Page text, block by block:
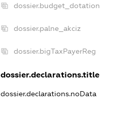
dossier.budget_dotation
dossier.palne_akciz
dossier.bigTaxPayerReg
dossier.declarations.title
dossier.declarations.noData